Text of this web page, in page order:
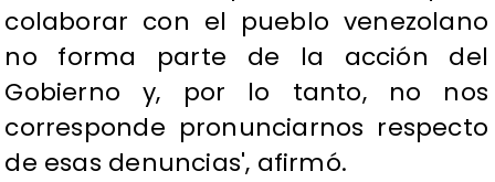
colaborar con el pueblo venezolano
no forma parte de la acción del
Gobierno y, por lo tanto, no nos
corresponde pronunciarnos respecto
de esas denuncias', afirmó.